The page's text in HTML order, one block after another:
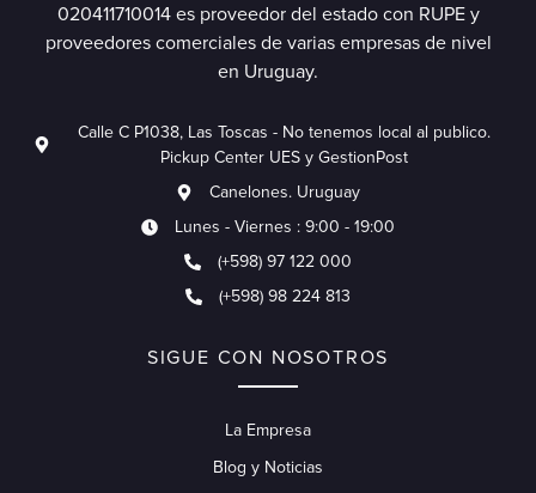
020411710014 es proveedor del estado con RUPE y
proveedores comerciales de varias empresas de nivel
en Uruguay.
Calle C P1038, Las Toscas - No tenemos local al publico.
Pickup Center UES y GestionPost
Canelones. Uruguay
Lunes - Viernes : 9:00 - 19:00
(+598) 97 122 000
(+598) 98 224 813
SIGUE CON NOSOTROS
La Empresa
Blog y Noticias